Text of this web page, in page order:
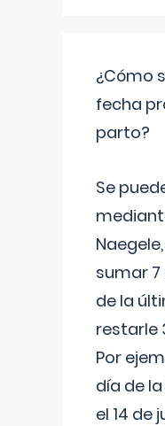
¿Cómo
fecha
parto?
Se
sumar
de la
restarle
Por
día de
el 14 de